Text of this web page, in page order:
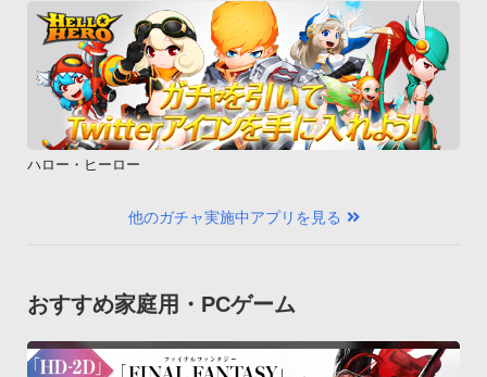
ハロー・ヒーロー
他のガチャ実施中アプリを見る
おすすめ家庭用・PCゲーム